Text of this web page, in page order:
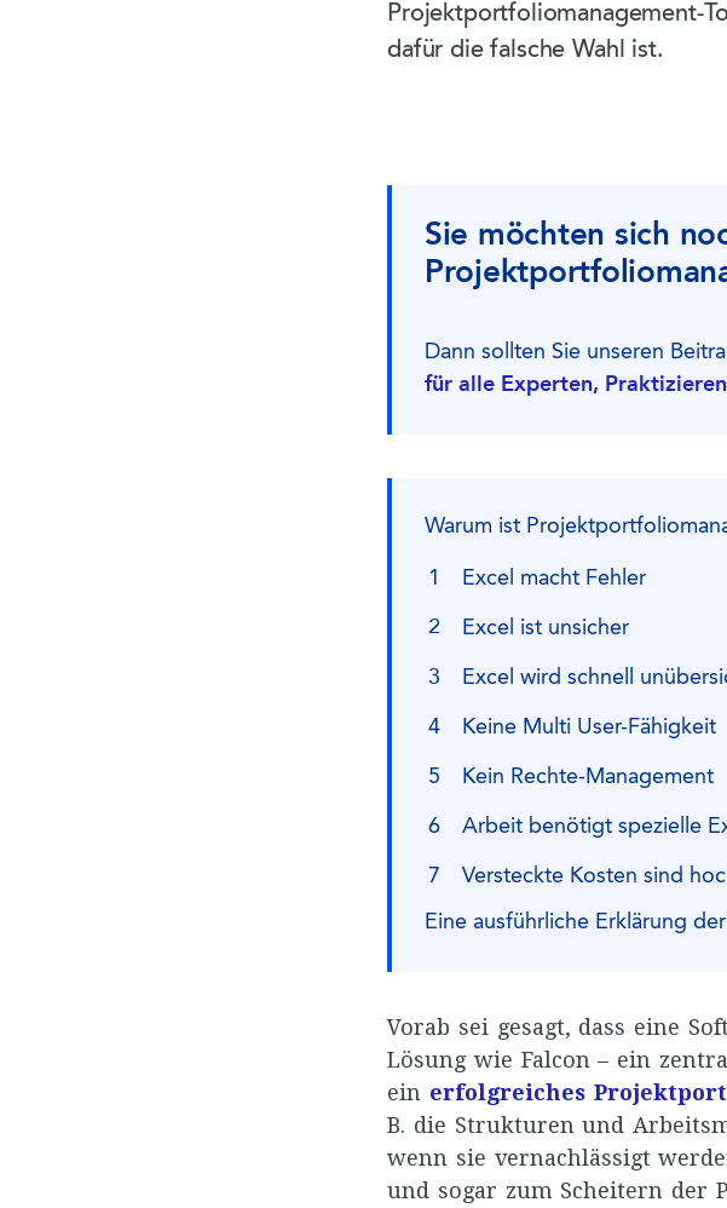
Projektportfoliomanagement-
dafür die falsche Wahl ist.
Sie möchten sich
Dann sollten Sie unseren
für alle Experten,
Warum ist
Excel macht Fehler
Excel ist unsicher
Excel wird schnell
Keine Multi User-Fähigkeit
Kein Rechte-Management
Arbeit benötigt spezielle
Versteckte Kosten sind
Eine ausführliche Erklärung
Vorab sei gesagt, dass eine
Lösung wie Falcon – ein
ein erfolgreiches
B. die Strukturen und
wenn sie vernachlässigt
und sogar zum Scheitern der